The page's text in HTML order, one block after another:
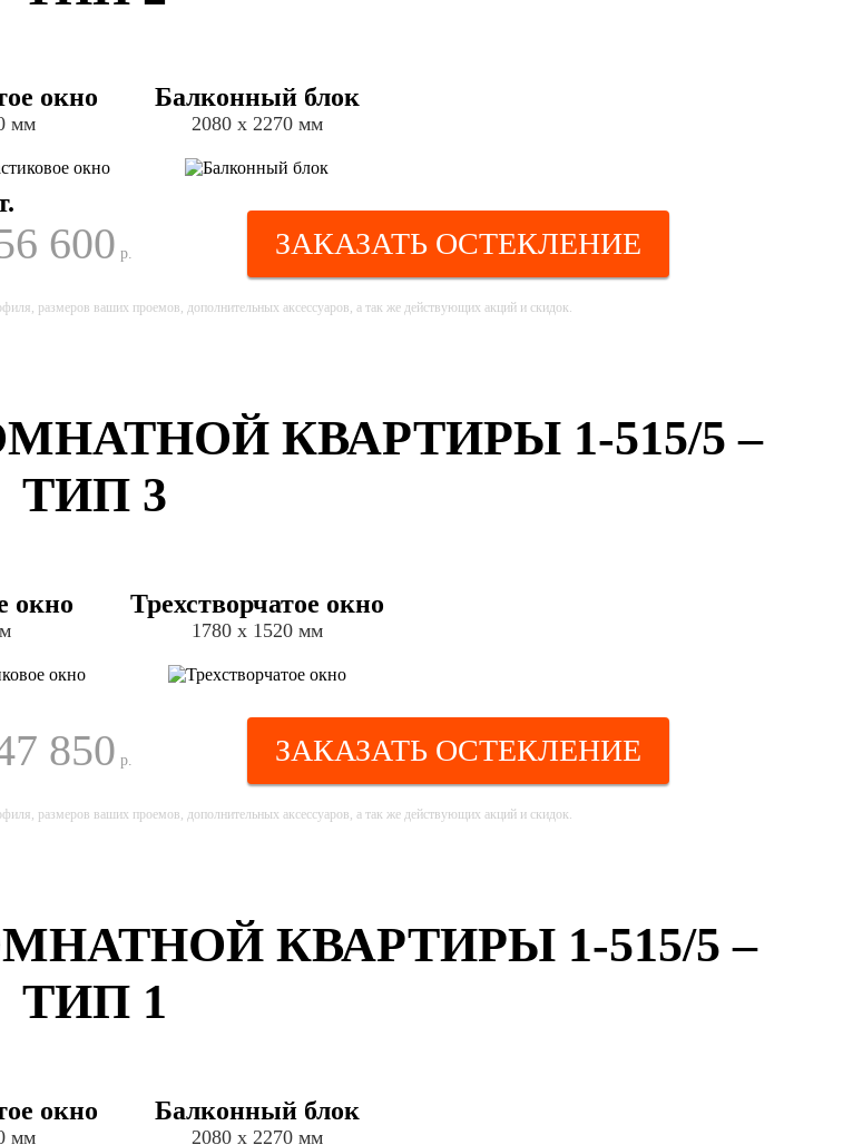
окно
мм
Балконный блок
2080 х 2270 мм
600 р. ЗАКАЗАТЬ ОСТЕКЛЕНИЕ
размеров ваших проемов, дополнительных аксессуаров, а так же действующих акций и скидок.
КВАРТИРЫ 1-515/5 –
ТИП 3
окно Трехстворчатое окно
1780 х 1520 мм
850 р. ЗАКАЗАТЬ ОСТЕКЛЕНИЕ
размеров ваших проемов, дополнительных аксессуаров, а так же действующих акций и скидок.
КВАРТИРЫ 1-515/5 –
ТИП 1
окно
мм
Балконный блок
2080 х 2270 мм